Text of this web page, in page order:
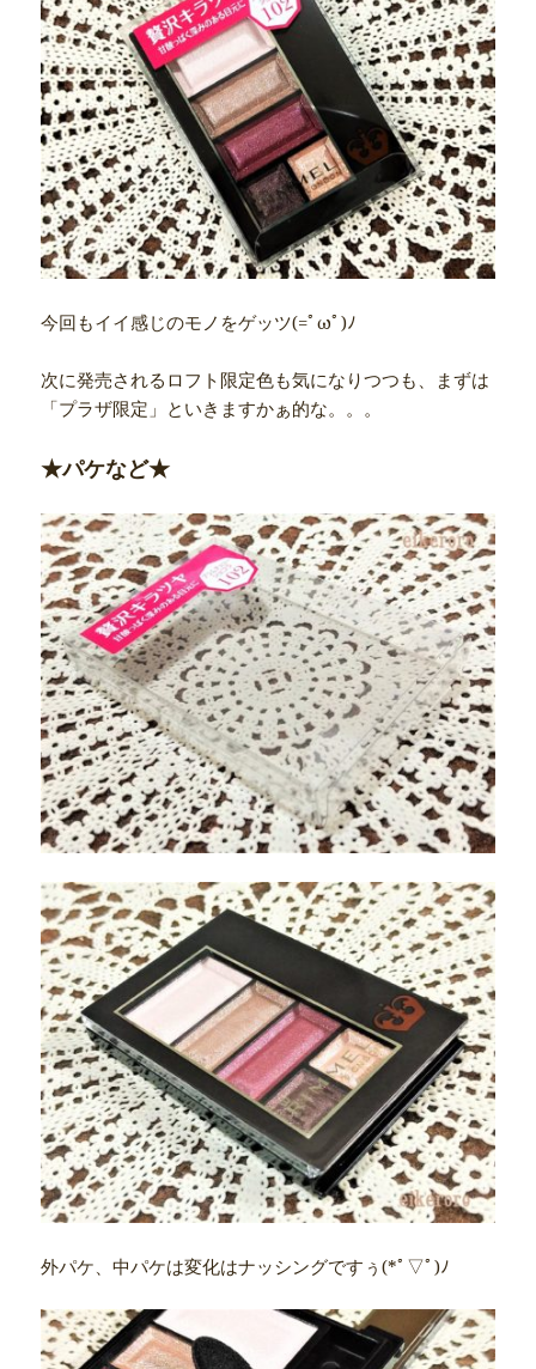
今回もイイ感じのモノをゲッツ(=ﾟωﾟ)ﾉ
次に発売されるロフト限定色も気になりつつも、まずは
「プラザ限定」といきますかぁ的な。。。
★パケなど★
外パケ、中パケは変化はナッシングですぅ(*ﾟ▽ﾟ)ﾉ